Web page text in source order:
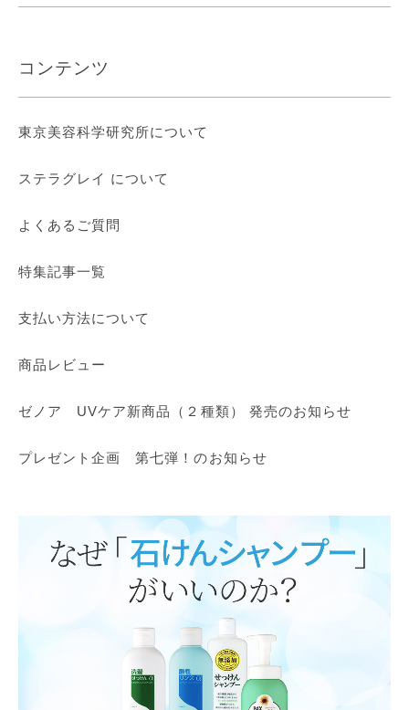
コンテンツ
東京美容科学研究所について
ステラグレイ について
よくあるご質問
特集記事一覧
支払い方法について
商品レビュー
ゼノア UVケア新商品（２種類） 発売のお知らせ
プレゼント企画 第七弾！のお知らせ